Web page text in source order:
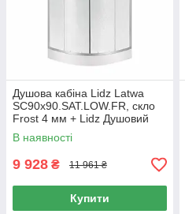
Душова кабіна Lidz Latwa
SC90x90.SAT.LOW.FR, скло
Frost 4 мм + Lidz Душовий
піддон KAPIELKA ST90x90x15
В наявності
9 928 ₴ 11 961 ₴
Купити